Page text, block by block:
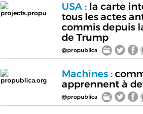
projects.propu
USA :la carte
tous les actes
commis depuis
de Trump
@propublica
propublica.org
Machines :
apprennent à
@propublica